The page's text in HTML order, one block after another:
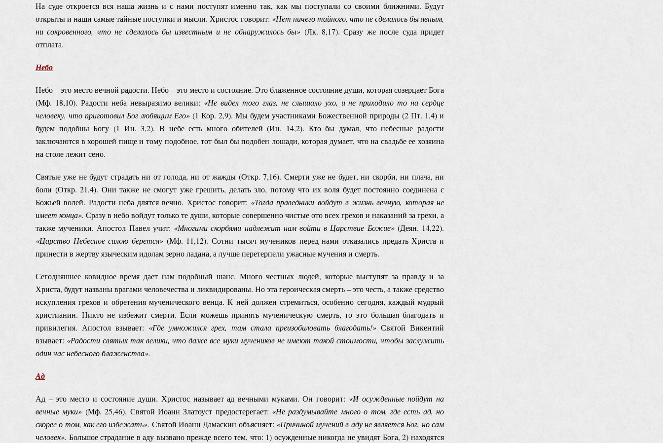
На суде откроется вся наша жизнь и с нами поступят именно так, как мы поступали со своими ближними. Будут
открыты и наши самые тайные поступки и мысли. Христос говорит: «Нет ничего тайного, что не сделалось бы явным,
ни сокровенного, что не сделалось бы известным и не обнаружилось бы» (Лк. 8,17). Сразу же после суда придет
отплата.
Небо
Небо ‒ это место вечной радости. Небо ‒ это место и состояние. Это блаженное состояние души, которая созерцает Бога
(Мф. 18,10). Радости неба невыразимо велики: «Не видел того глаз, не слышало ухо, и не приходило то на сердце
человеку, что приготовил Бог любящим Его» (1 Кор. 2,9). Мы будем участниками Божественной природы (2 Пт. 1,4) и
будем подобны Богу (1 Ин. 3,2). В небе есть много обителей (Ин. 14,2). Кто бы думал, что небесные радости
заключаются в хорошей пище и тому подобное, тот был бы подобен лошади, которая думает, что на свадьбе ее хозяина
на столе лежит сено.
Святые уже не будут страдать ни от голода, ни от жажды (Откр. 7,16). Смерти уже не будет, ни скорби, ни плача, ни
боли (Откр. 21,4). Они также не смогут уже грешить, делать зло, потому что их воля будет постоянно соединена с
Божьей волей. Радости неба длятся вечно. Христос говорит: «Тогда праведники войдут в жизнь вечную, которая не
имеет конца». Сразу в небо войдут только те души, которые совершенно чистые ото всех грехов и наказаний за грехи, а
также мученики. Апостол Павел учит: «Многими скорбями надлежит нам войти в Царствие Божие»(Деян. 14,22).
«Царство Небесное силою берется»(Мф. 11,12). Сотни тысяч мучеников перед нами отказались предать Христа и
принести в жертву языческим идолам зерно ладана, а лучше перетерпели ужасные мучения и смерть.
Сегодняшнее ковидное время дает нам подобный шанс. Много честных людей, которые выступят за правду и за
Христа, будут названы врагами человечества и ликвидированы. Но эта героическая смерть ‒ это честь, а также средство
искупления грехов и обретения мученического венца. К ней должен стремиться, особенно сегодня, каждый мудрый
христианин. Никто не избежит смерти. Если можешь принять мученическую смерть, то это большая благодать и
привилегия. Апостол взывает: «Где умножился грех, там стала преизобиловать благодать!» Святой Викентий
взывает: «Радости святых так велики, что даже все муки мучеников не имеют такой стоимости, чтобы заслужить
один час небесного блаженства».
Ад
Ад ‒ это место и состояние души. Христос называет ад вечными муками. Он говорит: «И осужденные пойдут на
вечные муки» (Мф. 25,46). Святой Иоанн Златоуст предостерегает: «Не раздумывайте много о том, где есть ад, но
скорее о том, как его избежать». Святой Иоанн Дамаскин объясняет: «Причиной мучений в аду не является Бог, но сам
человек». Большое страдание в аду вызвано прежде всего тем, что: 1) осужденные никогда не увидят Бога, 2) находятся